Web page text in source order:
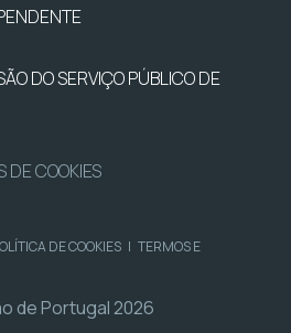
DO SERVIÇO PÚBLICO DE
DE COOKIES
DE COOKIES | TERMOS E
de Portugal 2026